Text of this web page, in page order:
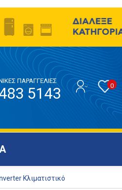
0
ΠΑΡΑΓΓΕΛΙΕΣ
5143
Κλιματιστικό